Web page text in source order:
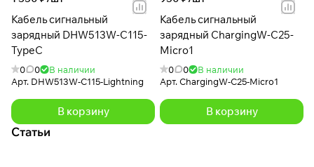
Кабель сигнальный
зарядный DHW513W-C115-
TypeC
0 0
В наличии
Арт. DHW513W-C115-Lightning
В корзину
Кабель сигнальный
зарядный ChargingW-C25-
Micro1
0 0
В наличии
Арт.ChargingW-C25-Micro1
В корзину
Статьи